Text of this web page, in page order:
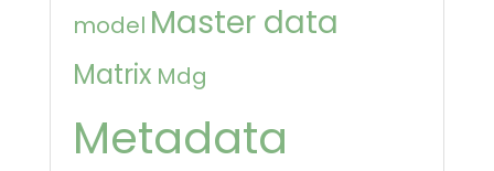
model Master data
Matrix Mdg
Metadata